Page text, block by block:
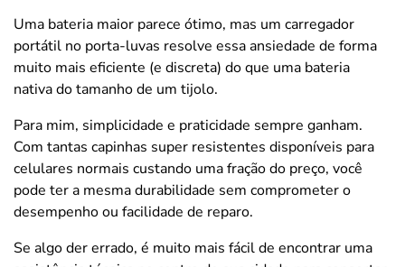
Uma bateria maior parece ótimo, mas um carregador
portátil no porta-luvas resolve essa ansiedade de forma
muito mais eficiente (e discreta) do que uma bateria
nativa do tamanho de um tijolo.
Para mim, simplicidade e praticidade sempre ganham.
Com tantas capinhas super resistentes disponíveis para
celulares normais custando uma fração do preço, você
pode ter a mesma durabilidade sem comprometer o
desempenho ou facilidade de reparo.
Se algo der errado, é muito mais fácil de encontrar uma